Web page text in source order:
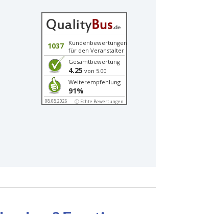
1037
Kundenbewertungen
für den Veranstalter
Gesamtbewertung
4.25 von 5.00
Weiterempfehlung
91%
08.08.2026 ⓘ Echte Bewertungen